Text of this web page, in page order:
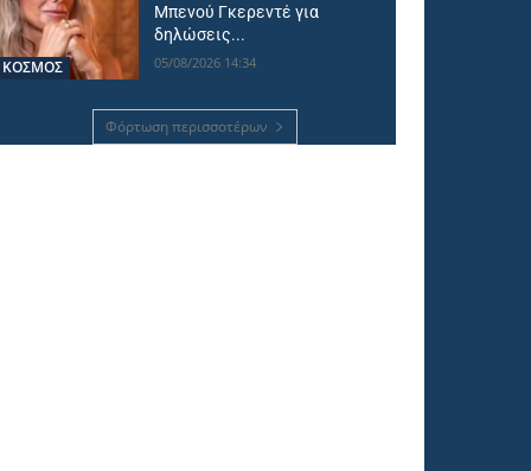
ΚΟΣΜΟΣ
Μπενού Γκερεντέ για
δηλώσεις...
05/08/2026 14:34
Φόρτωση περισσοτέρων